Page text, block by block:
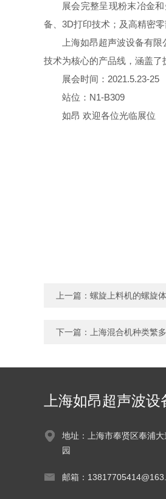
展会完整呈现粉末冶金
备、3D打印技术；及高精密
上海如昂超声波设备有
技术为核心的产品线，涵盖
展会时间：2021.5.23-25
站位：N1-B309
如昂 欢迎各位光临展位
上一篇： 螺旋上料机的螺旋
下一篇： 上海混合机种类繁
上海如昂超声波设
地址：上海市奉贤区奉浦
园
邮箱：